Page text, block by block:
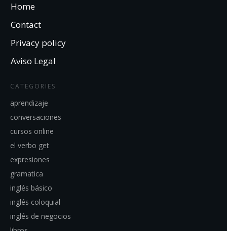
Home
Contact
Privacy policy
Aviso Legal
CATEGORIES
aprendizaje
conversaciones
cursos online
el verbo get
expresiones
gramatica
inglés básico
inglés coloquial
inglés de negocios